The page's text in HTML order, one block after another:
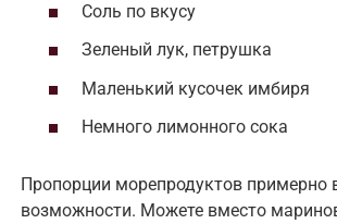
Соль по вкусу
Зеленый лук, петрушка
Маленький кусочек имбиря
Немного лимонного сока
Пропорции морепродуктов примерно
возможности. Можете вместо